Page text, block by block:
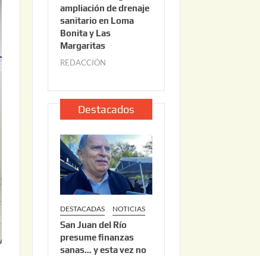
o
2
2
2
6
ampliación de drenaje
sanitario en Loma
Bonita y Las
Margaritas
REDACCIÓN
l
i
o
2
2
,
2
0
2
6
Destacados
DESTACADAS NOTICIAS
San Juan del Río
presume finanzas
sanas… y esta vez no